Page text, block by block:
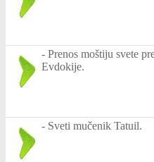
- Prenos moštiju svete
Evdokije.
- Sveti mučenik Tatuil.